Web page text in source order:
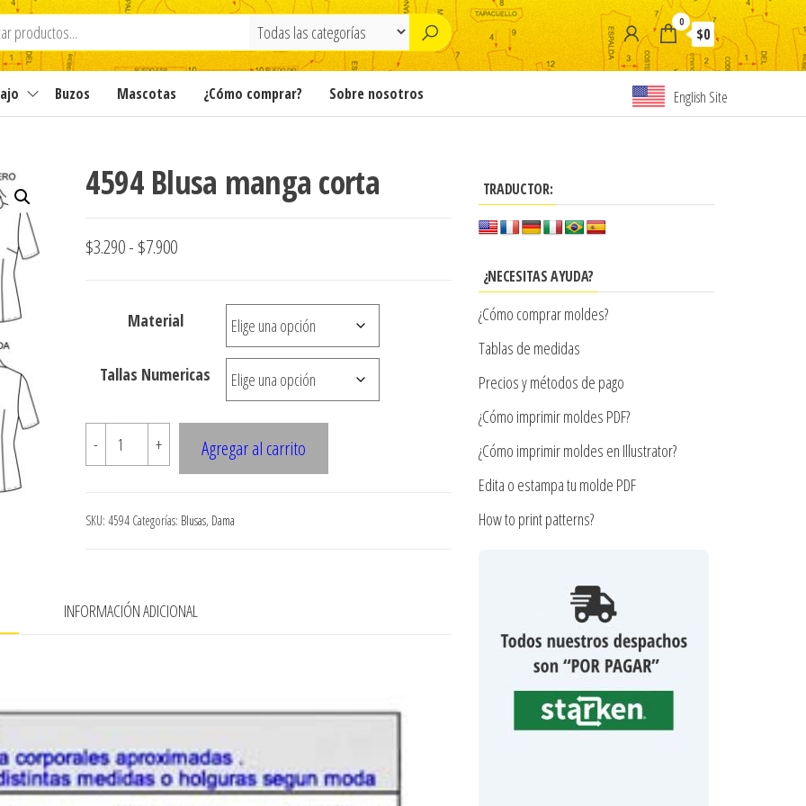
0
$0
Buzos Mascotas ¿Cómo comprar? Sobre nosotros English Site
4594 Blusa manga corta
$3.290- $7.900Rango
desde
$3.290
$7.900
Material
Tallas Numericas
-
4594
Blusa
corta
cantidad
+ Agregar al carrito
SKU: 4594 Categorías: Blusas, Dama
INFORMACIÓN ADICIONAL
TRADUCTOR:
¿NECESITAS AYUDA?
¿Cómo comprar moldes?
Tablas de medidas
Precios y métodos de pago
¿Cómo imprimir moldes PDF?
¿Cómo imprimir moldes en Illustrator?
Edita o estampa tu molde PDF
How to print patterns?